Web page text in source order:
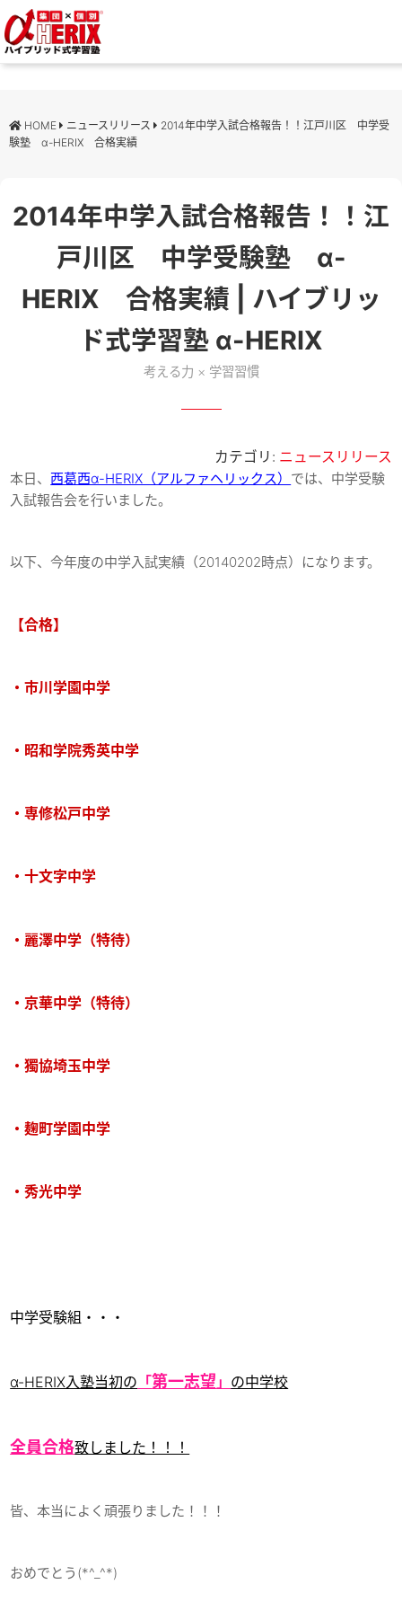
HOME ニュースリリース
2014年中学入試合格報告！！江戸川区 中学受
験塾 α-HERIX 合格実績
2014年中学入試合格報告！！江
戸川区 中学受験塾 α-
HERIX 合格実績 | ハイブリッ
ド式学習塾 α-HERIX
考える力 × 学習習慣
カテゴリ: ニュースリリース
本日、西葛西α-HERIX（アルファヘリックス） では、中学受験
入試報告会を行いました。
以下、今年度の中学入試実績（20140202時点）になります。
【合格】
・市川学園中学
・昭和学院秀英中学
・専修松戸中学
・十文字中学
・麗澤中学（特待）
・京華中学（特待）
・獨協埼玉中学
・麹町学園中学
・秀光中学
中学受験組・・・
α-HERIX入塾当初の 「第一志望 」 の中学校
全員合格致しました！！！
皆、本当によく頑張りました！！！
おめでとう(*^_^*)